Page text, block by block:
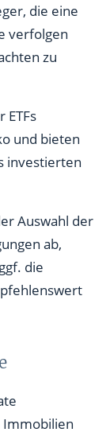
die eine
verfolgen
zu
ETFs
und bieten
investierten
Auswahl der
ab,
die